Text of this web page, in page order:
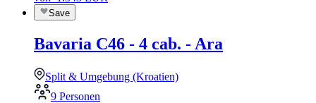
Save
Bavaria C46 - 4 cab. - Ara
Split & Umgebung (Kroatien)
9 Personen